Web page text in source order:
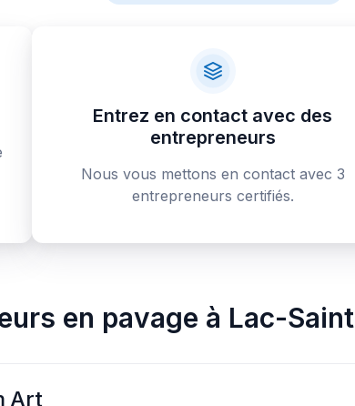
Entrez en contact avec des
entrepreneurs
Nous vous mettons en contact avec 3
entrepreneurs certifiés.
en pavage à Lac-
Art